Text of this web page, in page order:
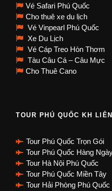
Vé Safari Phú Quốc
Cho thuê xe du lịch
Vé Vinpearl Phú Quốc
Xe Du Lịch
Vé Cáp Treo Hòn Thơm
Tàu Câu Cá – Câu Mực
Cho Thuê Cano
TOUR PHÚ QUỐC KH
Tour Phú Quốc Trọn Gói
Tour Phú Quốc Hàng
Tour Hà Nội Phú Quốc
Tour Phú Quốc Miền Tây
Tour Hải Phòng Phú Quốc